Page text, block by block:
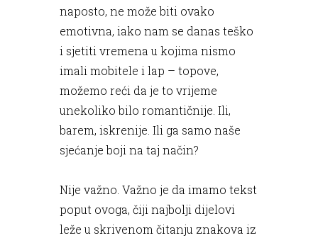
naposto, ne može biti ovako
emotivna, iako nam se danas teško
i sjetiti vremena u kojima nismo
imali mobitele i lap – topove,
možemo reći da je to vrijeme
unekoliko bilo romantičnije. Ili,
barem, iskrenije. Ili ga samo naše
sjećanje boji na taj način?
Nije važno. Važno je da imamo tekst
poput ovoga, čiji najbolji dijelovi
leže u skrivenom čitanju znakova iz